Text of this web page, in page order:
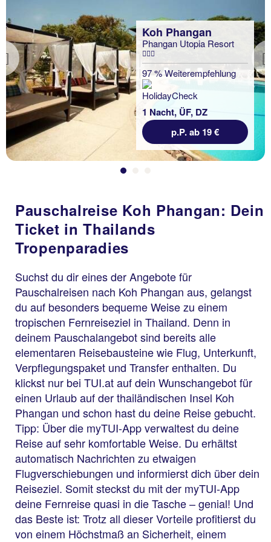
Previous
Koh Phangan
Phangan Utopia Resort
97 % Weiterempfehlung
1 Nacht, ÜF, DZ
p.P. ab 19 €
Pauschalreise Koh Phangan: Dein
Ticket in Thailands
Tropenparadies
Suchst du dir eines der Angebote für
Pauschalreisen nach Koh Phangan aus, gelangst
du auf besonders bequeme Weise zu einem
tropischen Fernreiseziel in Thailand. Denn in
deinem Pauschalangebot sind bereits alle
elementaren Reisebausteine wie Flug, Unterkunft,
Verpflegungspaket und Transfer enthalten. Du
klickst nur bei TUI.at auf dein Wunschangebot für
einen Urlaub auf der thailändischen Insel Koh
Phangan und schon hast du deine Reise gebucht.
Tipp: Über die myTUI-App verwaltest du deine
Reise auf sehr komfortable Weise. Du erhältst
automatisch Nachrichten zu etwaigen
Flugverschiebungen und informierst dich über dein
Reiseziel. Somit steckst du mit der myTUI-App
deine Fernreise quasi in die Tasche – genial! Und
das Beste ist: Trotz all dieser Vorteile profitierst du
von einem Höchstmaß an Sicherheit, einem